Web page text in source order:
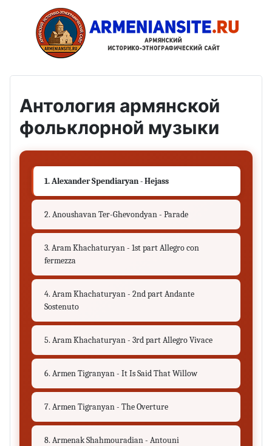
Антология армянской
фольклорной музыки
1. Alexander Spendiaryan - Hejass
2. Anoushavan Ter-Ghevondyan - Parade
3. Aram Khachaturyan - 1st part Allegro con
fermezza
4. Aram Khachaturyan - 2nd part Andante
Sostenuto
5. Aram Khachaturyan - 3rd part Allegro Vivace
6. Armen Tigranyan - It Is Said That Willow
7. Armen Tigranyan - The Overture
8. Armenak Shahmouradian - Antouni